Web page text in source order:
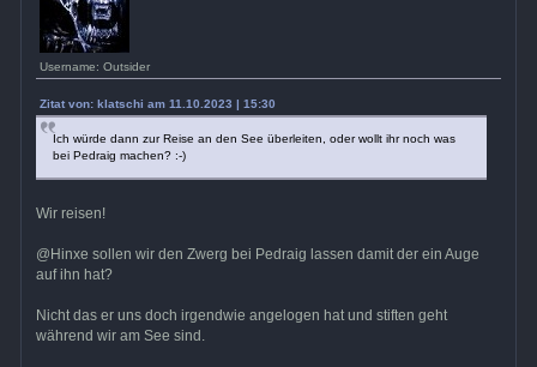
Username: Outsider
Zitat von: klatschi am 11.10.2023 | 15:30
Ich würde dann zur Reise an den See überleiten, oder wollt ihr noch was
bei Pedraig machen? :-)
Wir reisen!
@Hinxe sollen wir den Zwerg bei Pedraig lassen damit der ein Auge
auf ihn hat?
Nicht das er uns doch irgendwie angelogen hat und stiften geht
während wir am See sind.